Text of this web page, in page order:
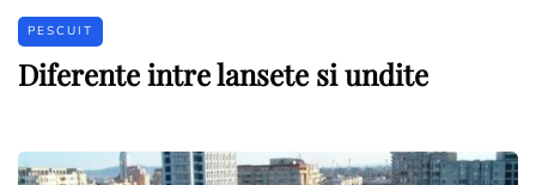
PESCUIT
Diferente intre lansete si undite